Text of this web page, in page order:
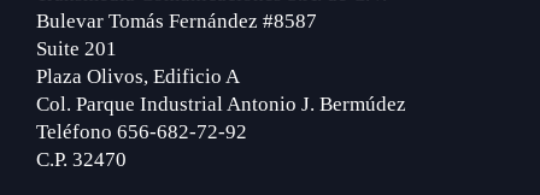
Bulevar Tomás Fernández #8587
Suite 201
Plaza Olivos, Edificio A
Col. Parque Industrial Antonio J. Bermúdez
Teléfono 656-682-72-92
C.P. 32470